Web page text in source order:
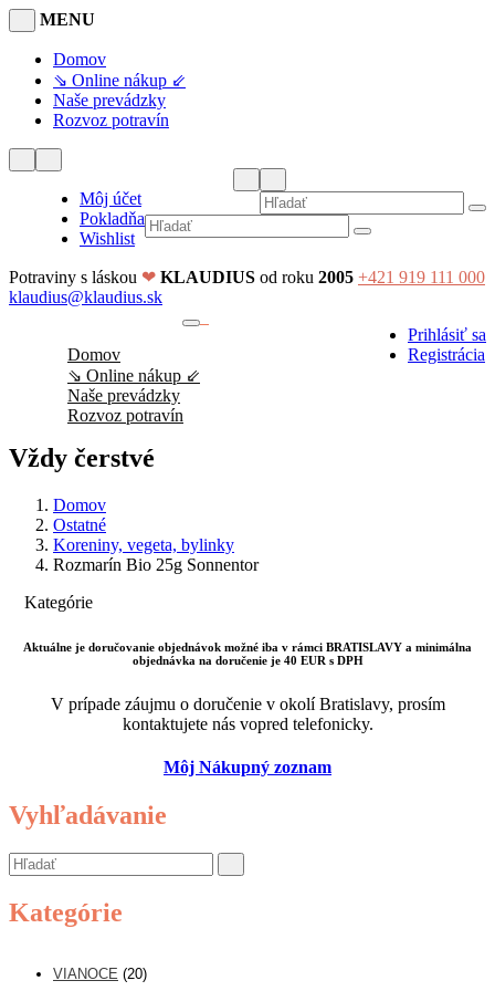
MENU
Domov
⇘ Online nákup ⇙
Naše prevádzky
Rozvoz potravín
Môj účet
Pokladňa
Wishlist
Potraviny s láskou ❤ KLAUDIUS od roku 2005 +421 919 111 000
klaudius@klaudius.sk
Prihlásiť sa
Registrácia
Domov
⇘ Online nákup ⇙
Naše prevádzky
Rozvoz potravín
Vždy čerstvé
Domov
Ostatné
Koreniny, vegeta, bylinky
Rozmarín Bio 25g Sonnentor
Kategórie
Aktuálne je doručovanie objednávok možné iba v rámci BRATISLAVY a minimálna
objednávka na doručenie je 40 EUR s DPH
V prípade záujmu o doručenie v okolí Bratislavy, prosím
kontaktujete nás vopred telefonicky.
Môj Nákupný zoznam
Vyhľadávanie
Kategórie
VIANOCE (20)